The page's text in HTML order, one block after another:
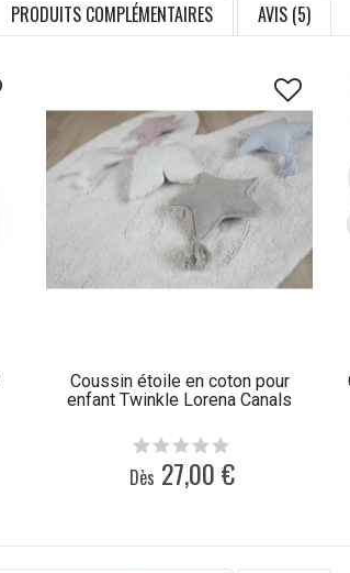
PRODUITS COMPLÉMENTAIRES AVIS (5)
Coussin étoile en coton pour
enfant Twinkle Lorena Canals
Dès 27,00 €